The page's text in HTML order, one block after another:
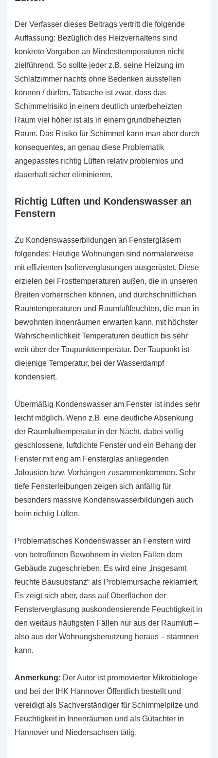
Der Verfasser dieses Beitrags vertritt die folgende
Auffassung: Bezüglich des Heizverhaltens sind
konkrete Vorgaben an Mindesttemperaturen nicht
zielführend. So sollte jeder z.B. seine Heizung im
Schlafzimmer nachts ohne Bedenken ausstellen
können / dürfen. Tatsache ist zwar, dass das
Schimmelrisiko in einem deutlich unterbeheizten
Raum viel höher ist als in einem grundbeheizten
Raum. Das Risiko für Schimmel kann man aber durch
konsequentes, an genau diese Problematik
angepasstes richtig Lüften relativ problemlos und
dauerhaft sicher eliminieren.
Richtig Lüften und Kondenswasser an
Fenstern
Zu Kondenswasserbildungen an Fenstergläsern
folgendes: Heutige Wohnungen sind normalerweise
mit effizienten Isolierverglasungen ausgerüstet. Diese
erzielen bei Frosttemperaturen außen, die in unseren
Breiten vorherrschen können, und durchschnittlichen
Raumtemperaturen und Raumluftfeuchten, die man in
bewohnten Innenräumen erwarten kann, mit höchster
Wahrscheinlichkeit Temperaturen deutlich bis sehr
weit über der Taupunkttemperatur. Der Taupunkt ist
diejenige Temperatur, bei der Wasserdampf
kondensiert.
Übermäßig Kondenswasser am Fenster ist indes sehr
leicht möglich. Wenn z.B. eine deutliche Absenkung
der Raumlufttemperatur in der Nacht, dabei völlig
geschlossene, luftdichte Fenster und ein Behang der
Fenster mit eng am Fensterglas anliegenden
Jalousien bzw. Vorhängen zusammenkommen. Sehr
tiefe Fensterleibungen zeigen sich anfällig für
besonders massive Kondenswasserbildungen auch
beim richtig Lüften.
Problematisches Kondenswasser an Fenstern wird
von betroffenen Bewohnern in vielen Fällen dem
Gebäude zugeschrieben. Es wird eine „insgesamt
feuchte Bausubstanz“ als Problemursache reklamiert.
Es zeigt sich aber, dass auf Oberflächen der
Fensterverglasung auskondensierende Feuchtigkeit in
den weitaus häufigsten Fällen nur aus der Raumluft –
also aus der Wohnungsbenutzung heraus – stammen
kann.
Anmerkung: Der Autor ist promovierter Mikrobiologe
und bei der IHK Hannover Öffentlich bestellt und
vereidigt als Sachverständiger für Schimmelpilze und
Feuchtigkeit in Innenräumen und als Gutachter in
Hannover und Niedersachsen tätig.